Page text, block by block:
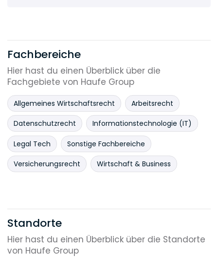
Fachbereiche
Hier hast du einen Überblick über die
Fachgebiete von Haufe Group
Allgemeines Wirtschaftsrecht Arbeitsrecht
Datenschutzrecht Informationstechnologie (IT)
Legal Tech Sonstige Fachbereiche
Versicherungsrecht Wirtschaft & Business
Standorte
Hier hast du einen Überblick über die Standorte
von Haufe Group